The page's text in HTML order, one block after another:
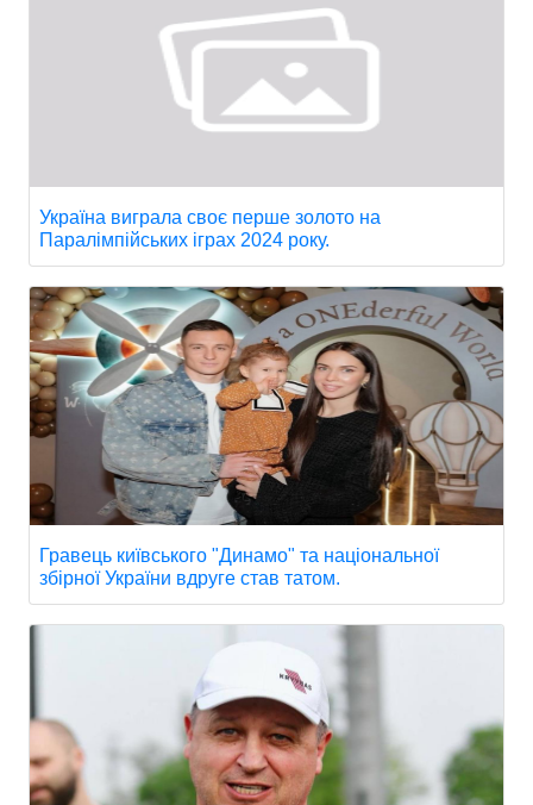
Україна виграла своє перше золото на
Паралімпійських іграх 2024 року.
Гравець київського "Динамо" та національної
збірної України вдруге став татом.